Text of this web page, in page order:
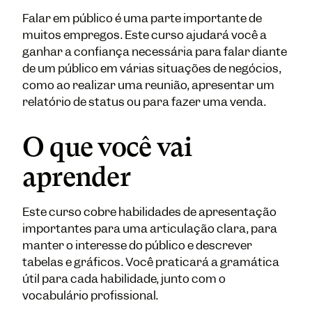
Falar em público é uma parte importante de
muitos empregos. Este curso ajudará você a
ganhar a confiança necessária para falar diante
de um público em várias situações de negócios,
como ao realizar uma reunião, apresentar um
relatório de status ou para fazer uma venda.
O que você vai
aprender
Este curso cobre habilidades de apresentação
importantes para uma articulação clara, para
manter o interesse do público e descrever
tabelas e gráficos. Você praticará a gramática
útil para cada habilidade, junto com o
vocabulário profissional.